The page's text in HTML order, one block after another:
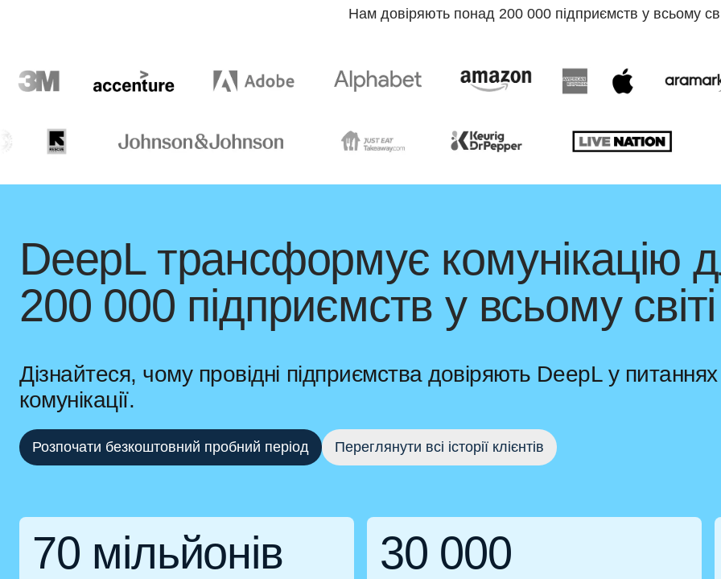
Нам довіряють понад 200 000 підприємств у всьому
DeepL трансформує комунікацію
200 000 підприємств у всьому світі
Дізнайтеся, чому провідні підприємства довіряють DeepL у
комунікації.
Розпочати безкоштовний пробний період Переглянути всі історії клієнтів
70 мільйонів 30 000